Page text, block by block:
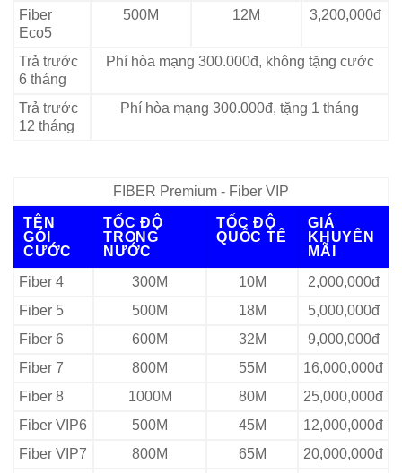
Fiber
Eco5
500M 12M 3,200,000đ
Trả trước
6 tháng
Phí hòa mạng 300.000đ, không tặng cước
Trả trước
12 tháng
Phí hòa mạng 300.000đ, tặng 1 tháng
FIBER Premium - Fiber VIP
TÊN
GÓI
CƯỚC
TỐC ĐỘ
TRONG
NƯỚC
TỐC ĐỘ
QUỐC TẾ
GIÁ
KHUYẾN
MÃI
Fiber 4
300M 10M
2,000,000đ
Fiber 5
500M 18M
5,000,000đ
Fiber 6
600M 32M
9,000,000đ
Fiber 7
800M 55M
16,000,000đ
Fiber 8
1000M 80M
25,000,000đ
Fiber VIP6
500M 45M
12,000,000đ
Fiber VIP7
800M 65M
20,000,000đ